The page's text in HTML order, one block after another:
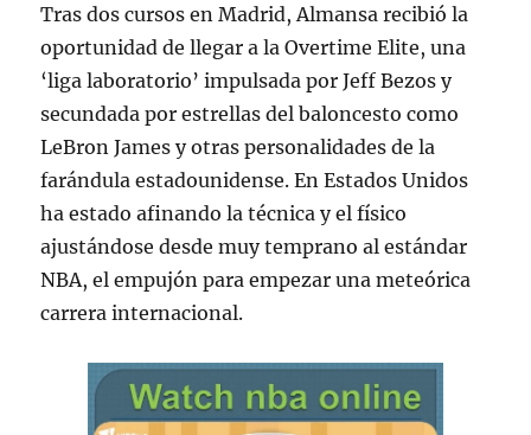
Tras dos cursos en Madrid, Almansa recibió la
oportunidad de llegar a la Overtime Elite, una
‘liga laboratorio’ impulsada por Jeff Bezos y
secundada por estrellas del baloncesto como
LeBron James y otras personalidades de la
farándula estadounidense. En Estados Unidos
ha estado afinando la técnica y el físico
ajustándose desde muy temprano al estándar
NBA, el empujón para empezar una meteórica
carrera internacional.